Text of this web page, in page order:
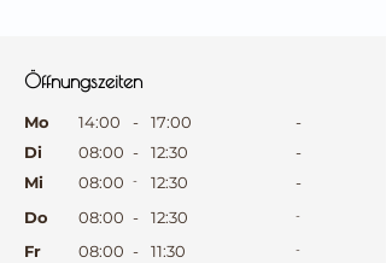
Öffnungszeiten
Mo
14:00 - 17:00
-
Di
08:00 - 12:30
-
Mi
08:00 - 12:30
-
Do
08:00 - 12:30 -
Fr 08:00 - 11:30 -